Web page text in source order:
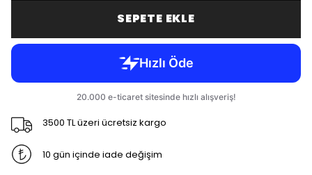
SEPETE EKLE
3500 TL üzeri ücretsiz kargo
10 gün içinde iade değişim